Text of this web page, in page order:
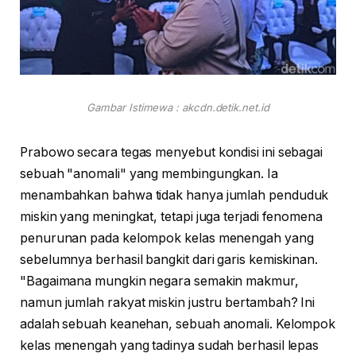
Gambar Istimewa : akcdn.detik.net.id
Prabowo secara tegas menyebut kondisi ini sebagai
sebuah "anomali" yang membingungkan. Ia
menambahkan bahwa tidak hanya jumlah penduduk
miskin yang meningkat, tetapi juga terjadi fenomena
penurunan pada kelompok kelas menengah yang
sebelumnya berhasil bangkit dari garis kemiskinan.
"Bagaimana mungkin negara semakin makmur,
namun jumlah rakyat miskin justru bertambah? Ini
adalah sebuah keanehan, sebuah anomali. Kelompok
kelas menengah yang tadinya sudah berhasil lepas